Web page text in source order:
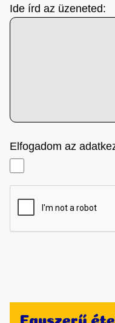
Ide írd az üzeneted:
Elfogadom az
Egyszerű